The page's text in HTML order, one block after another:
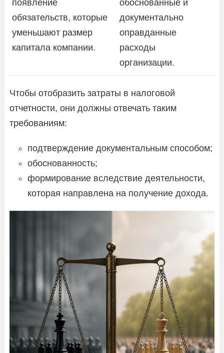
появление
обязательств, которые
уменьшают размер
капитала компании.
обоснованные и
документально
оправданные
расходы
организации.
Чтобы отобразить затраты в налоговой
отчетности, они должны отвечать таким
требованиям:
подтверждение документальным способом;
обоснованность;
формирование вследствие деятельности,
которая направлена на получение дохода.